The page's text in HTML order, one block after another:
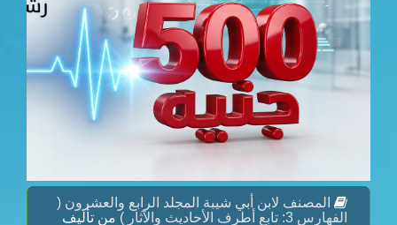
المصنف لابن أبي شيبة المجلد الرابع والعشرون (
الفهارس 3: تابع أطرف الأحاديث والآثار )
من تأليف